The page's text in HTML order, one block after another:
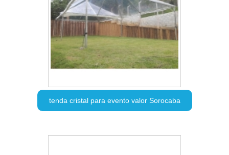
tenda cristal para evento valor Sorocaba